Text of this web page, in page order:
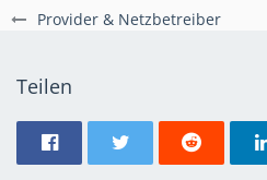
Provider & Netzbetreiber
Teilen